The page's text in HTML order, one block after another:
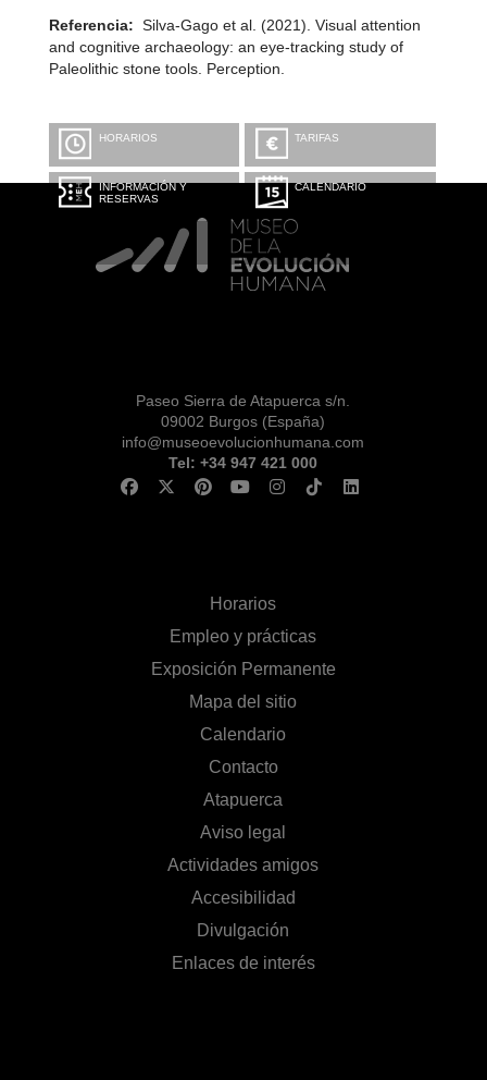
Referencia: Silva-Gago et al. (2021). Visual attention
and cognitive archaeology: an eye-tracking study of
Paleolithic stone tools. Perception.
HORARIOS TARIFAS
INFORMACIÓN Y
RESERVAS
CALENDARIO
Paseo Sierra de Atapuerca s/n.
09002 Burgos (España)
info@museoevolucionhumana.com
Tel: +34 947 421 000
Horarios
Empleo y prácticas
Exposición Permanente
Mapa del sitio
Calendario
Contacto
Atapuerca
Aviso legal
Actividades amigos
Accesibilidad
Divulgación
Enlaces de interés